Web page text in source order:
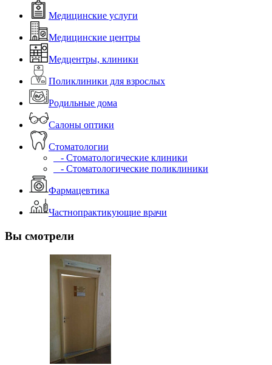
Медицинские услуги
Медицинские центры
Медцентры, клиники
Поликлиники для взрослых
Родильные дома
Салоны оптики
Стоматологии
- Стоматологические клиники
- Стоматологические поликлиники
Фармацевтика
Частнопрактикующие врачи
Вы смотрели